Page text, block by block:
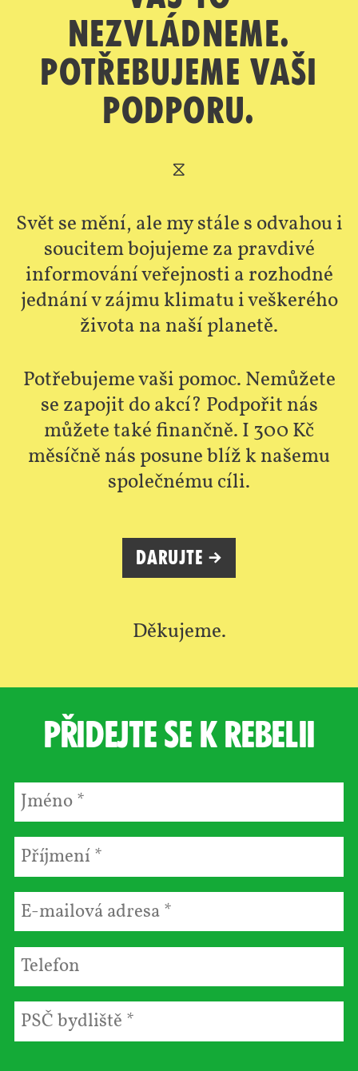
nezvládneme.
Potřebujeme vaši
podporu.
⧖
Svět se mění, ale my stále s odvahou i
soucitem bojujeme za pravdivé
informování veřejnosti a rozhodné
jednání v zájmu klimatu i veškerého
života na naší planetě.
Potřebujeme vaši pomoc. Nemůžete
se zapojit do akcí? Podpořit nás
můžete také finančně. I 300 Kč
měsíčně nás posune blíž k našemu
společnému cíli.
Darujte →
Děkujeme.
Přidejte se k rebelii